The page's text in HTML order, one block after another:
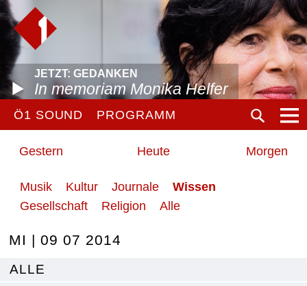
JETZT: GEDANKEN
In memoriam Monika Helfer
Ö1 SOUND PROGRAMM
Gestern Heute Morgen
Musik Kultur Journale
Wissen
Gesellschaft
Religion Alle
MI | 09 07 2014
ALLE